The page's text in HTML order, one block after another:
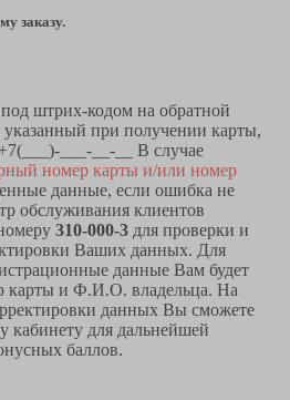
заказу.
штрих-кодом на обратной
при получении карты,
___-__-__ В случае
номер карты и/или номер
данные, если ошибка не
обслуживания клиентов
310-000-3 для проверки и
Ваших данных. Для
данные Вам будет
карты и Ф.И.О. владельца. На
данных Вы сможете
кабинету для дальнейшей
баллов.